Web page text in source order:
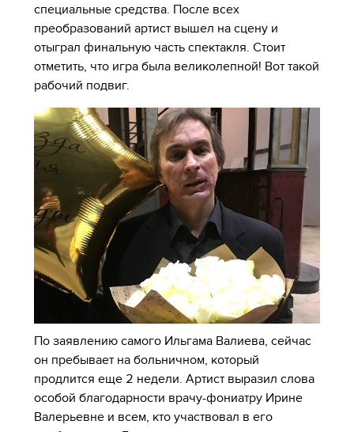
специальные средства. После всех
преобразований артист вышел на сцену и
отыграл финальную часть спектакля. Стоит
отметить, что игра была великолепной! Вот такой
рабочий подвиг.
По заявлению самого Ильгама Валиева, сейчас
он пребывает на больничном, который
продлится еще 2 недели. Артист выразил слова
особой благодарности врачу-фониатру Ирине
Валерьевне и всем, кто участвовал в его